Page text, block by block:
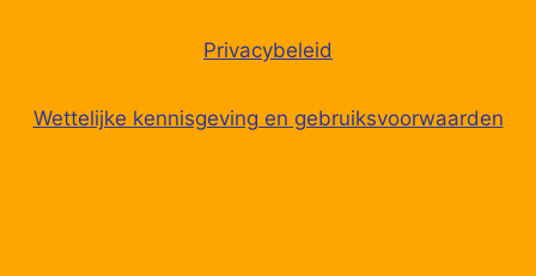
Privacybeleid
Wettelijke kennisgeving en gebruiksvoorwaarden